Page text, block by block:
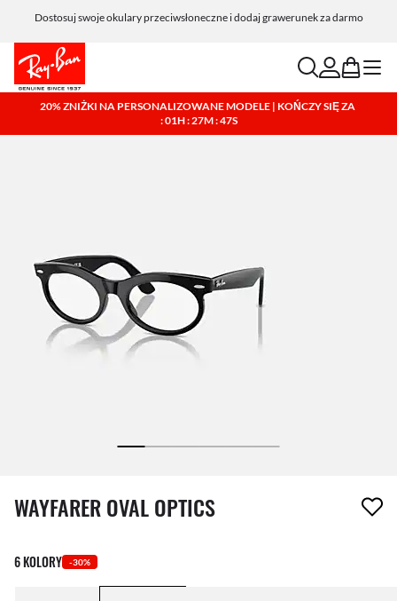
Dostosuj swoje okulary przeciwsłoneczne i dodaj grawerunek za darmo
searchaccount
bag menu
20% ZNIŻKI NA PERSONALIZOWANE MODELE | KOŃCZY SIĘ ZA
: 01H : 27M : 46S
1 element został usunięty z Twojej listy życzeń
WAYFARER OVAL OPTICS
6 KOLORY -30%